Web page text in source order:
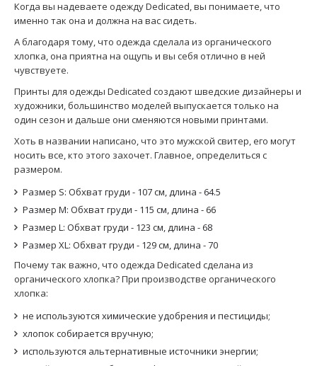
Когда вы надеваете одежду Dedicated, вы понимаете, что
именно так она и должна на вас сидеть.
А благодаря тому, что одежда сделала из органического
хлопка, она приятна на ощупь и вы себя отлично в ней
чувствуете.
Принты для одежды Dedicated создают шведские дизайнеры и
художники, большинство моделей выпускается только на
один сезон и дальше они сменяются новыми принтами.
Хоть в названии написано, что это мужской свитер, его могут
носить все, кто этого захочет. Главное, определиться с
размером.
Размер S: Обхват груди - 107 см, длина - 64.5
Размер M: Обхват груди - 115 см, длина - 66
Размер L: Обхват груди - 123 см, длина - 68
Размер XL: Обхват груди - 129 см, длина - 70
Почему так важно, что одежда Dedicated сделана из
органического хлопка? При производстве органического
хлопка:
не используются химические удобрения и пестициды;
хлопок собирается вручную;
используются альтернативные источники энергии;